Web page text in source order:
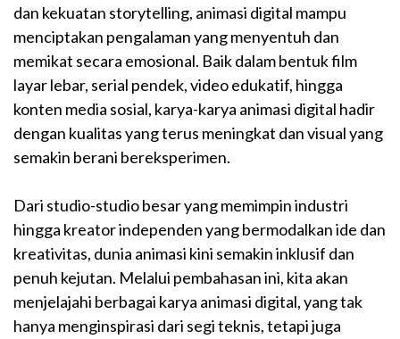
dan kekuatan storytelling, animasi digital mampu
menciptakan pengalaman yang menyentuh dan
memikat secara emosional. Baik dalam bentuk film
layar lebar, serial pendek, video edukatif, hingga
konten media sosial, karya-karya animasi digital hadir
dengan kualitas yang terus meningkat dan visual yang
semakin berani bereksperimen.
Dari studio-studio besar yang memimpin industri
hingga kreator independen yang bermodalkan ide dan
kreativitas, dunia animasi kini semakin inklusif dan
penuh kejutan. Melalui pembahasan ini, kita akan
menjelajahi berbagai karya animasi digital, yang tak
hanya menginspirasi dari segi teknis, tetapi juga